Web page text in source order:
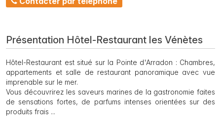
Présentation Hôtel-Restaurant les Vénètes
Hôtel-Restaurant est situé sur la Pointe d'Arradon : Chambres,
appartements et salle de restaurant panoramique avec vue
imprenable sur le mer.
Vous découvrirez les saveurs marines de la gastronomie faites
de sensations fortes, de parfums intenses orientées sur des
produits frais ...